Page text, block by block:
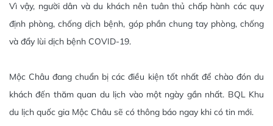
Vì vậy, người dân và du khách nên tuân thủ chấp hành các quy
định phòng, chống dịch bệnh, góp phần chung tay phòng, chống
và đẩy lùi dịch bệnh COVID-19.
Mộc Châu đang chuẩn bị các điều kiện tốt nhất để chào đón du
khách đến thăm quan du lịch vào một ngày gần nhất. BQL Khu
du lịch quốc gia Mộc Châu sẽ có thông báo ngay khi có tin mới.